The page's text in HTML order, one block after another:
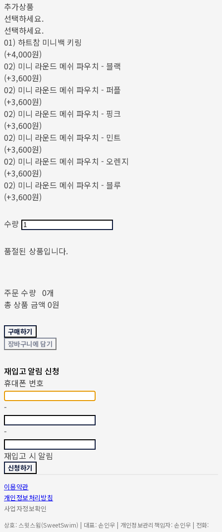
추가상품
선택하세요.
선택하세요.
01) 하트참 미니백 키링
(+4,000원)
02) 미니 라운드 메쉬 파우치 - 블랙
(+3,600원)
02) 미니 라운드 메쉬 파우치 - 퍼플
(+3,600원)
02) 미니 라운드 메쉬 파우치 - 핑크
(+3,600원)
02) 미니 라운드 메쉬 파우치 - 민트
(+3,600원)
02) 미니 라운드 메쉬 파우치 - 오렌지
(+3,600원)
02) 미니 라운드 메쉬 파우치 - 블루
(+3,600원)
수량
품절된 상품입니다.
주문 수량 0개
총 상품 금액 0원
구매하기
장바구니에 담기
재입고 알림 신청
휴대폰 번호
-
-
재입고 시 알림
신청하기
이용약관
개인정보처리방침
사업자정보확인
상호: 스윗스윔(SweetSwim) | 대표: 손인우 | 개인정보관리책임자: 손인우 | 전화: